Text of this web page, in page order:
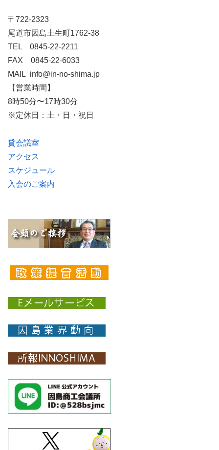
〒722-2323
尾道市因島土生町1762-38
TEL 0845-22-2211
FAX 0845-22-6033
MAIL info@in-no-shima.jp
【営業時間】
8時50分〜17時30分
※定休日：土・日・祝日
貸会議室
アクセス
スケジュール
入会のご案内